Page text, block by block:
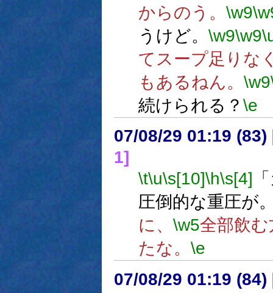
からのう。 \w9
うけど。 \w9\w9
てスープ足りな
もあるねん。 \w9
続けられる？ \e
07/08/29 01:19 (83)
1]
\t\u\s[10]\h\s[4]
圧倒的な重圧が
に、 \w5全部飲
たな。 \e
07/08/29 01:19 (84)